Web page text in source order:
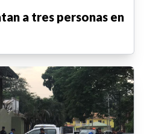
a tres personas en